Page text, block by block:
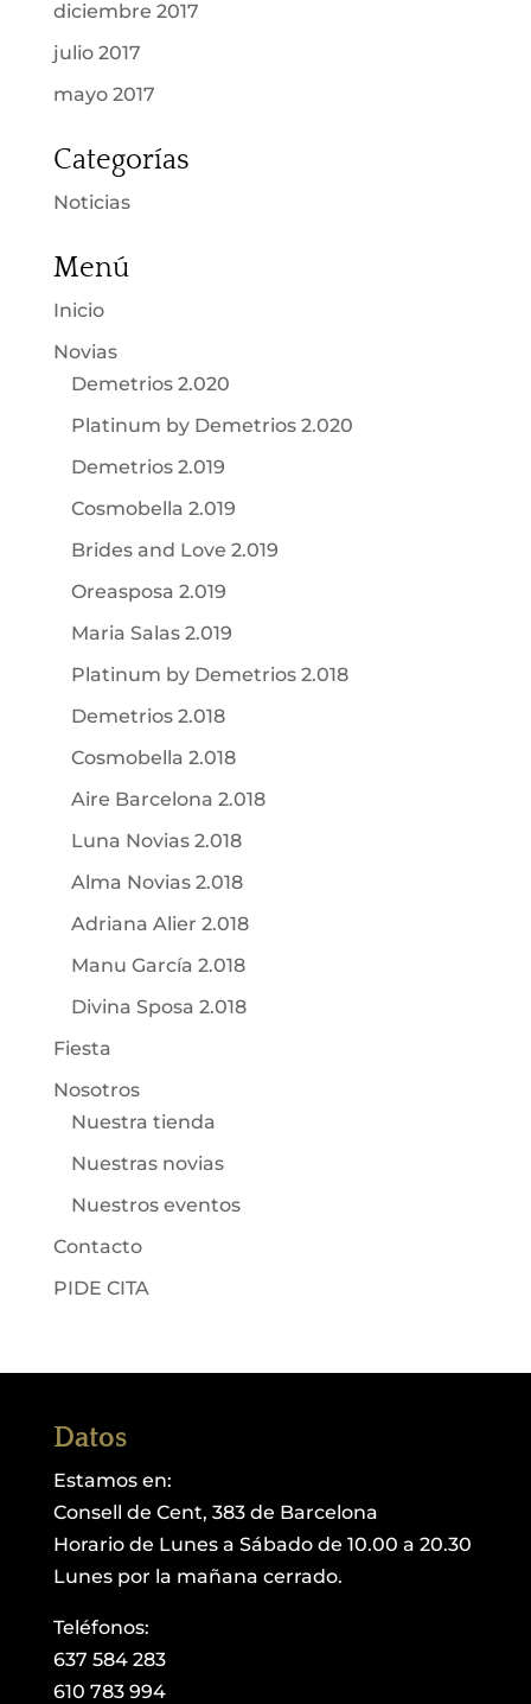
diciembre 2017
julio 2017
mayo 2017
Categorías
Noticias
Menú
Inicio
Novias
Demetrios 2.020
Platinum by Demetrios 2.020
Demetrios 2.019
Cosmobella 2.019
Brides and Love 2.019
Oreasposa 2.019
Maria Salas 2.019
Platinum by Demetrios 2.018
Demetrios 2.018
Cosmobella 2.018
Aire Barcelona 2.018
Luna Novias 2.018
Alma Novias 2.018
Adriana Alier 2.018
Manu García 2.018
Divina Sposa 2.018
Fiesta
Nosotros
Nuestra tienda
Nuestras novias
Nuestros eventos
Contacto
PIDE CITA
Datos
Estamos en:
Consell de Cent, 383 de Barcelona
Horario de Lunes a Sábado de 10.00 a 20.30
Lunes por la mañana cerrado.
Teléfonos:
637 584 283
610 783 994